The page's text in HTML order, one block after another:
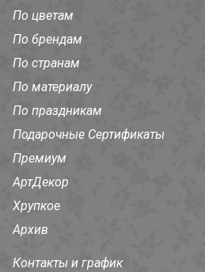
По цветам
По брендам
По странам
По материалу
По праздникам
Подарочные Сертификаты
Премиум
АртДекор
Хрупкое
Архив
Контакты и график